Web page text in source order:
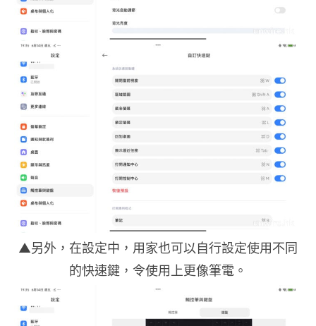
▲另外，在設定中，用家也可以自行設定使用不同
的快速鍵，令使用上更像筆電。